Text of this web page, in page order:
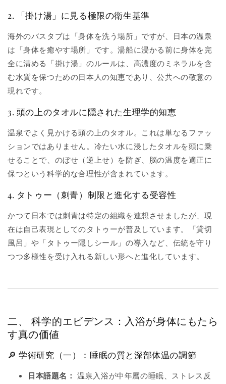
2. 「掛け湯」に見る極限の衛生基準
海外のバスタブは「身体を洗う場所」ですが、日本の温泉
は「身体を癒やす場所」です。湯船に浸かる前に身体を完
全に清める「掛け湯」のルールは、高濃度のミネラルを含
む水質を保つための日本人の知恵であり、公共への敬意の
現れです。
3. 頭の上のタオルに隠された生理学的知恵
温泉でよく見かける頭の上のタオル。これは単なるファッ
ションではありません。冷たい水に浸したタオルを頭に乗
せることで、のぼせ（逆上せ）を防ぎ、脳の温度を適正に
保つという科学的な合理性が含まれています。
4. タトゥー（刺青）制限と進化する受容性
かつて日本では刺青は特定の組織を連想させましたが、現
在は自己表現としてのタトゥーが普及しています。「貸切
風呂」や「タトゥー隠しシール」の導入など、伝統を守り
つつ多様性を受け入れる新しい形へと進化しています。
二、 科学的エビデンス：入浴が身体にもたら
す真の価値
🔎 学術研究（一）：睡眠の質と深部体温の調節
日本語題名： 温泉入浴が中年層の睡眠、ストレス反